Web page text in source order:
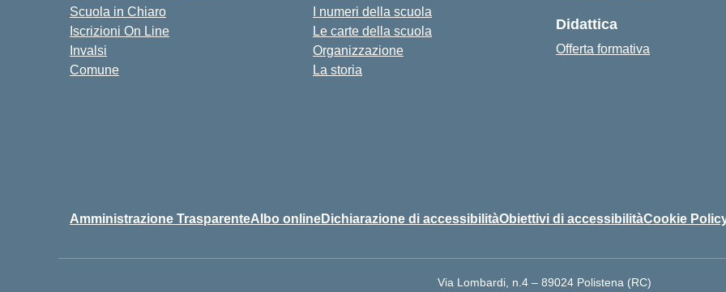
Scuola in Chiaro
Iscrizioni On Line
Invalsi
Comune
I numeri della scuola
Le carte della scuola
Organizzazione
La storia
Didattica
Offerta formativa
Amministrazione TrasparenteAlbo onlineDichiarazione di accessibilitàObiettivi di accessibilitàCookie
Via Lombardi, n.4 – 89024 Polistena (RC)